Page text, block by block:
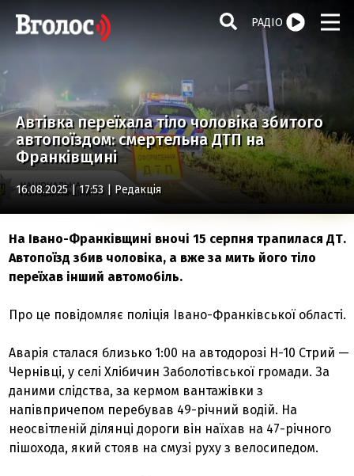
РАДІО
Автівка переїхала тіло чоловіка збитого
автопоїздом: смертельна ДТП на
Франківщині
16.08.2025 | 17:53 | Редакція
На Івано-Франківщині вночі 15 серпня трапилася ДТ.
Автопоїзд збив чоловіка, а вже за мить його тіло
переїхав інший автомобіль.
Про це повідомляє поліція Івано-Франківської області.
Аварія сталася близько 1:00 на автодорозі Н-10 Стрий —
Чернівці, у селі Хлібичин Заболотівської громади. За
даними слідства, за кермом вантажівки з
напівпричепом перебував 49-річний водій. На
неосвітленій ділянці дороги він наїхав на 47-річного
пішохода, який стояв на смузі руху з велосипедом.